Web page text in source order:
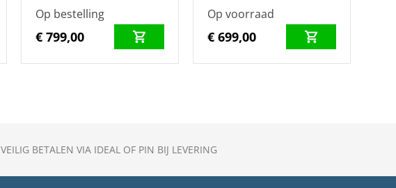
Op bestelling
€ 799,00
Op voorraad
€ 699,00
VEILIG BETALEN VIA IDEAL OF PIN BIJ LEVERING